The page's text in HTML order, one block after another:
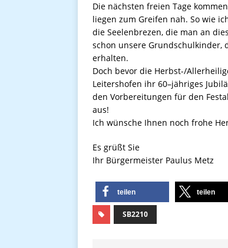
Die nächsten freien Tage
liegen zum Greifen nah. So wie
die Seelenbrezen, die man an
schon unsere Grundschulkinder,
erhalten.
Doch bevor die Herbst-/
Leitershofen ihr 60–jähriges
den Vorbereitungen für den
aus!
Ich wünsche Ihnen noch frohe
Es grüßt Sie
Ihr Bürgermeister Paulus Metz
teilen teilen
SB2210